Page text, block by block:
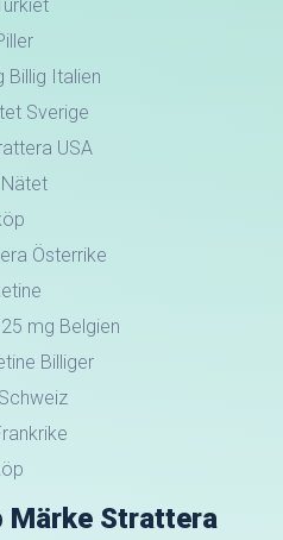
Italien
Sverige
USA
Österrike
mg Belgien
Billiger
Märke Strattera